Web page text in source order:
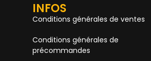
INFOS
Conditions générales de ventes
Conditions générales de
précommandes